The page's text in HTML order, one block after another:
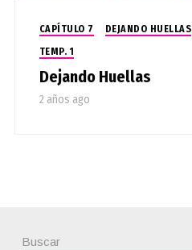
CAPÍTULO 7 DEJANDO HUELLAS
TEMP. 1
Dejando Huellas
2 años ago
Buscar